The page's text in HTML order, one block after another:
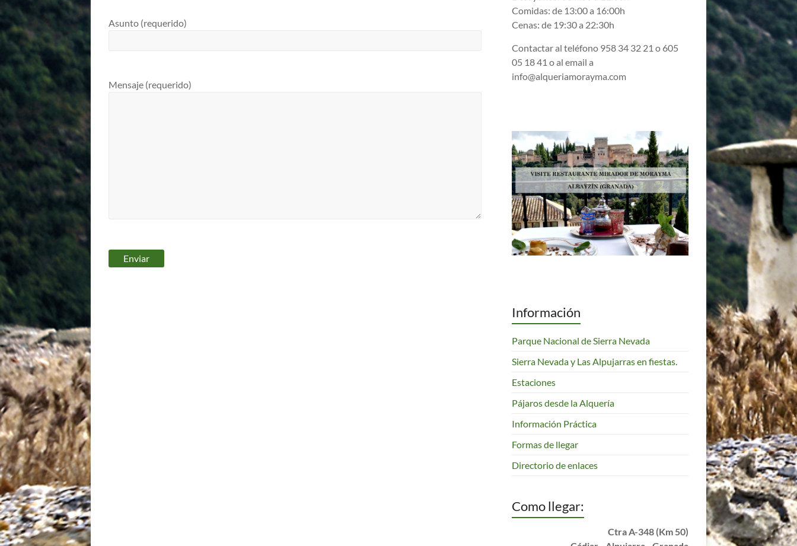
Asunto (requerido)
Mensaje (requerido)
Comidas: de 13:00 a 16:00h
Cenas: de 19:30 a 22:30h
Contactar al teléfono 958 34 32 21 o 605
05 18 41 o al email a
info@alqueriamorayma.com
Parque Nacional de Sierra Nevada
Sierra Nevada y Las Alpujarras en fiestas.
Estaciones
Pájaros desde la Alquería
Información Práctica
Formas de llegar
Directorio de enlaces
Cádiar - Alpujarra - Granada
info@alqueriamorayma.com